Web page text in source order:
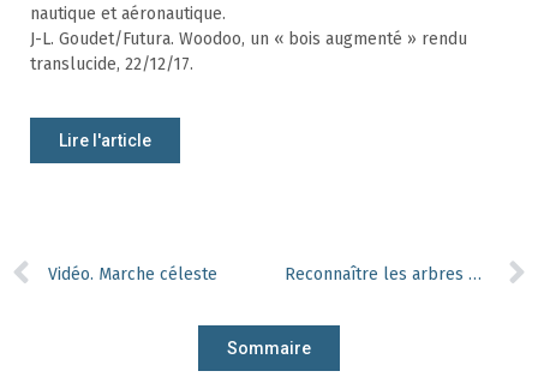
nautique et aéronautique.
J-L. Goudet/Futura. Woodoo, un « bois augmenté » rendu
translucide, 22/12/17.
Lire l'article
Vidéo. Marche céleste Reconnaître les arbres du Québec
Sommaire